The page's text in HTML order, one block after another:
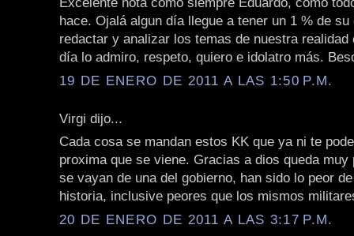
hace. Ojalá algun día llegue a tener un 1 % de su
redactar y analizar los temas de nuestra realidad
día lo admiro, respeto, quiero e idolatro más.
19 DE ENERO DE 2011 A LAS 1:50 P.M.
Virgi dijo...
Cada cosa se mandan estos KK que ya ni te
proxima que se viene. Gracias a dios queda muy
se vayan de una del gobierno, han sido lo peor
historia, inclusive peores que los mismos
20 DE ENERO DE 2011 A LAS 3:17 P.M.